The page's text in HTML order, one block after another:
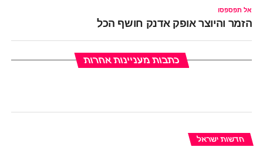
אל תפספסו
הזמר והיוצר אופק אדנק חושף הכל
כתבות מעניינות אחרות
חדשות ישראל